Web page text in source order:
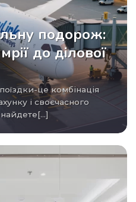
подорож:
до ділової
і своєчасного